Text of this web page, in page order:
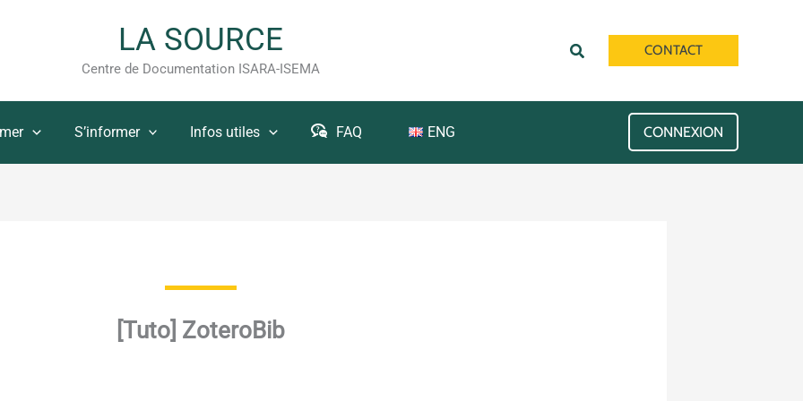
LA SOURCE
Centre de Documentation ISARA-ISEMA
RechercherCONTACT
S’informer Infos utiles FAQ ENG CONNEXION
[Tuto] ZoteroBib